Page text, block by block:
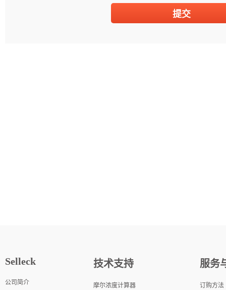
Selleck
公司简介
技术支持
摩尔浓度计算器
服务
订购方法